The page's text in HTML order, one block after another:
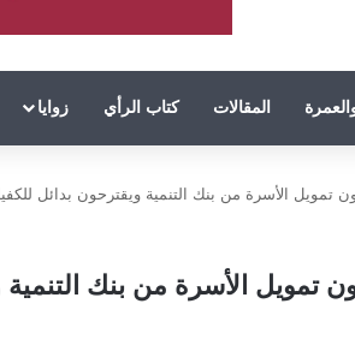
المقالات كتاب الرأي زوايا
تمويل الأسرة من بنك التنمية ويقترحون بدائل
الأسرة من بنك التنمية